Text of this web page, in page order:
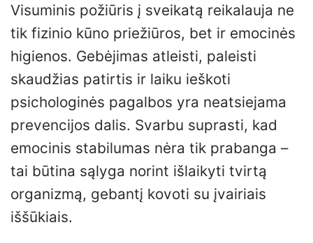
Visuminis požiūris į sveikatą reikalauja ne
tik fizinio kūno priežiūros, bet ir emocinės
higienos. Gebėjimas atleisti, paleisti
skaudžias patirtis ir laiku ieškoti
psichologinės pagalbos yra neatsiejama
prevencijos dalis. Svarbu suprasti, kad
emocinis stabilumas nėra tik prabanga –
tai būtina sąlyga norint išlaikyti tvirtą
organizmą, gebantį kovoti su įvairiais
iššūkiais.